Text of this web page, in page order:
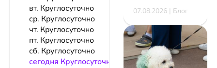
вт. Круглосуточно
ср. Круглосуточно
чт. Круглосуточно
пт. Круглосуточно
сб. Круглосуточно
сeгодня Круглосуточно
07.08.2026 | Блог